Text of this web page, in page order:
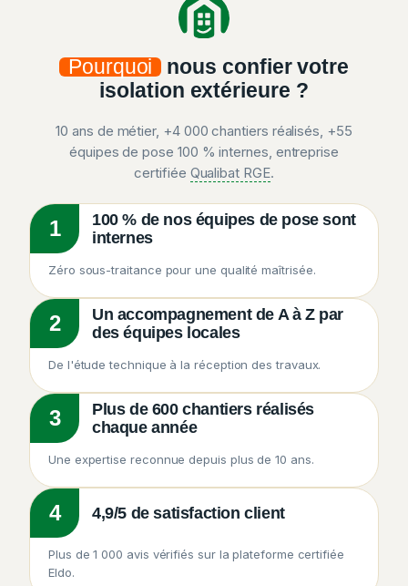
Pourquoi
nous confier votre
isolation extérieure ?
10 ans de métier, +4 000 chantiers réalisés, +55
équipes de pose 100 % internes, entreprise
certifiée Qualibat RGE.
1
100 % de nos équipes de pose sont
internes
Zéro sous-traitance pour une qualité maîtrisée.
2
Un accompagnement de A à Z par
des équipes locales
De l'étude technique à la réception des travaux.
3
Plus de 600 chantiers réalisés
chaque année
Une expertise reconnue depuis plus de 10 ans.
4 4,9/5 de satisfaction client
Plus de 1 000 avis vérifiés sur la plateforme certifiée
Eldo.